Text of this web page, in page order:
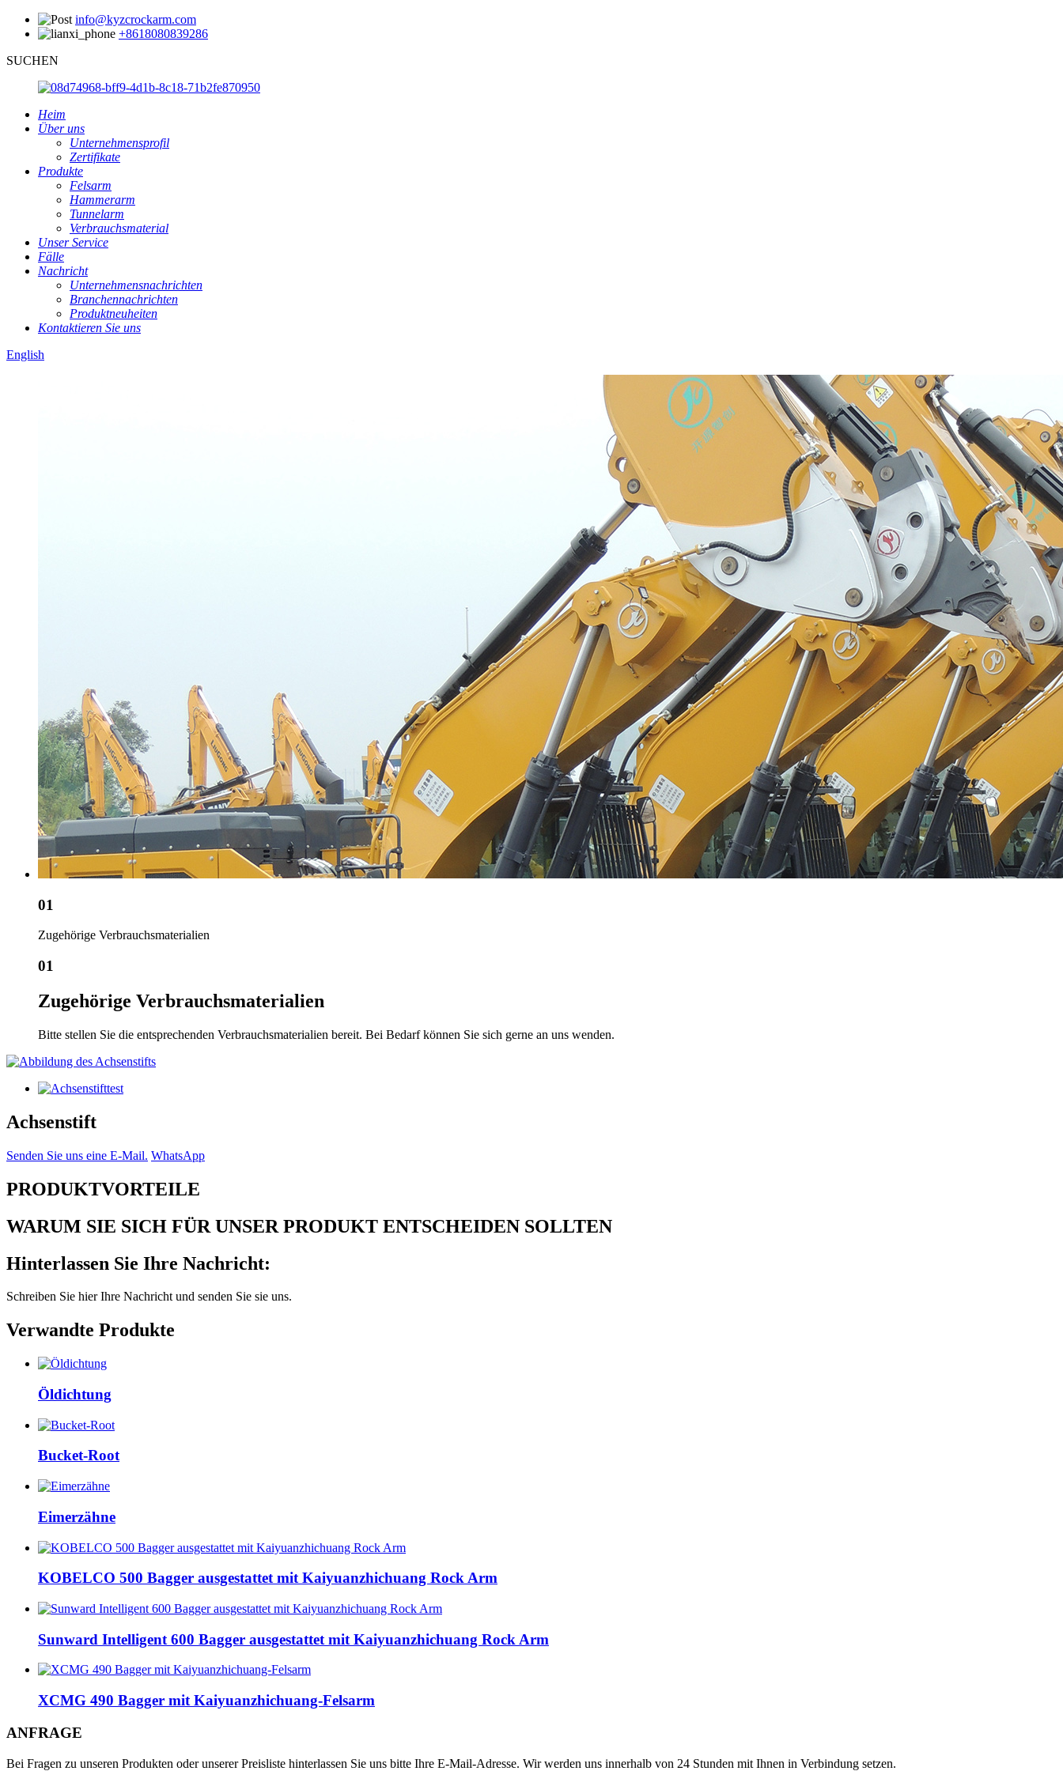
info@kyzcrockarm.com
+8618080839286
SUCHEN
Heim
Über uns
Unternehmensprofil
Zertifikate
Produkte
Felsarm
Hammerarm
Tunnelarm
Verbrauchsmaterial
Unser Service
Fälle
Nachricht
Unternehmensnachrichten
Branchennachrichten
Produktneuheiten
Kontaktieren Sie uns
English
01
Zugehörige Verbrauchsmaterialien
01
Zugehörige Verbrauchsmaterialien
Bitte stellen Sie die entsprechenden Verbrauchsmaterialien bereit. Bei Bedarf können Sie sich gerne an uns wenden.
Achsenstift
Senden Sie uns eine E-Mail. WhatsApp
PRODUKTVORTEILE
WARUM SIE SICH FÜR UNSER PRODUKT ENTSCHEIDEN SOLLTEN
Hinterlassen Sie Ihre Nachricht:
Schreiben Sie hier Ihre Nachricht und senden Sie sie uns.
Verwandte Produkte
Öldichtung
Bucket-Root
Eimerzähne
KOBELCO 500 Bagger ausgestattet mit Kaiyuanzhichuang Rock Arm
Sunward Intelligent 600 Bagger ausgestattet mit Kaiyuanzhichuang Rock Arm
XCMG 490 Bagger mit Kaiyuanzhichuang-Felsarm
ANFRAGE
Bei Fragen zu unseren Produkten oder unserer Preisliste hinterlassen Sie uns bitte Ihre E-Mail-Adresse. Wir werden uns innerhalb von 24 Stunden mit Ihnen in Verbindung setzen.